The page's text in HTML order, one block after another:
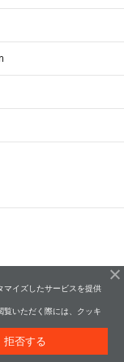
マイズしたサービスを提供
覧いただく際には、クッキ
拒否する